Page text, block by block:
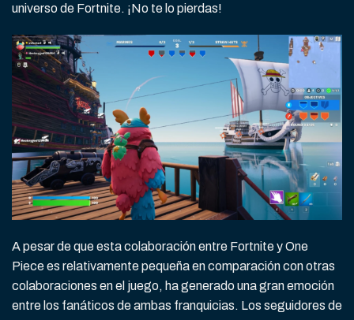
universo de Fortnite. ¡No te lo pierdas!
A pesar de que esta colaboración entre Fortnite y One
Piece es relativamente pequeña en comparación con otras
colaboraciones en el juego, ha generado una gran emoción
entre los fanáticos de ambas franquicias. Los seguidores de